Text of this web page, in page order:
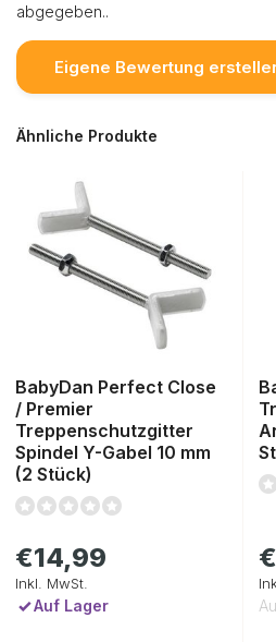
abgegeben..
Eigene Bewertung
Ähnliche Produkte
BabyDan Perfect Close
/ Premier
Treppenschutzgitter
Spindel Y-Gabel 10 mm
(2 Stück)
€14,99
Inkl. MwSt.
Auf Lager